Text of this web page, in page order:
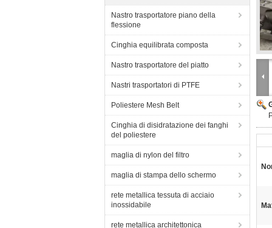
Nastro trasportatore piano della
flessione
Cinghia equilibrata composta
Nastro trasportatore del piatto
Nastri trasportatori di PTFE
Poliestere Mesh Belt
Cinghia di disidratazione dei fanghi
del poliestere
maglia di nylon del filtro
maglia di stampa dello schermo
rete metallica tessuta di acciaio
inossidabile
rete metallica architettonica